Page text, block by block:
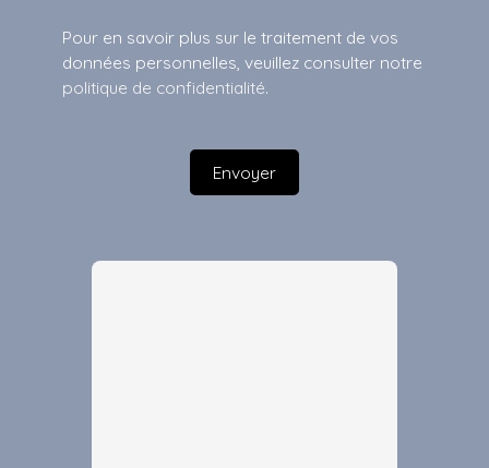
Pour en savoir plus sur le traitement de vos
données personnelles, veuillez consulter notre
politique de confidentialité.
Envoyer